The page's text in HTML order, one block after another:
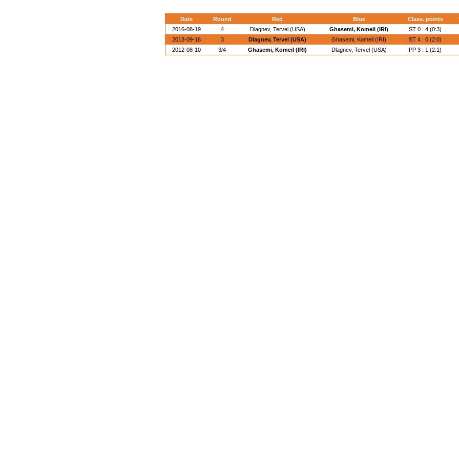
Date Round Red Blue Class. points
2016-08-19
4 Dlagnev, Tervel (USA) Ghasemi, Komeil (IRI) ST 0 : 4 (0:3)
2013-09-16
3 Dlagnev, Tervel (USA) Ghasemi, Komeil (IRI) ST 4 : 0 (2:0)
2012-08-10
3/4 Ghasemi, Komeil (IRI) Dlagnev, Tervel (USA) PP 3 : 1 (2:1)